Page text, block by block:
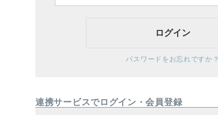
ログイン
パスワードをお忘れですか？
連携サービスでログイン・会員登録